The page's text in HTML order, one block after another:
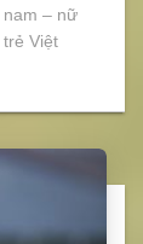
– nữ
Việt